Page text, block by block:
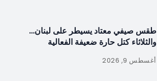
طقس صيفي معتاد يسيطر على لبنان…
والثلاثاء كتل حارة ضعيفة الفعالية
أغسطس 9, 2026